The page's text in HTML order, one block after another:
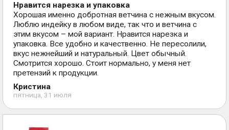
Нравится нарезка и упаковка
Хорошая именно добротная ветчина с нежным вкусом.
Люблю индейку в любом виде, так что и ветчина с
этим вкусом – мой вариант. Нравится нарезка и
упаковка. Все удобно и качественно. Не пересолили,
вкус нежнейший и натуральный. Цвет обычный.
Смотрится хорошо. Стоит нормально, у меня нет
претензий к продукции.
Кристина
пятница, 31 июля